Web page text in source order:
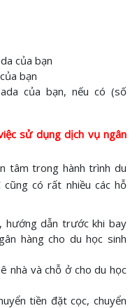
của bạn
bạn
của bạn, nếu có (số
sử dụng dịch vụ ngân
tâm trong hành trình du
cũng có rất nhiều các hỗ
hướng dẫn trước khi bay
hàng cho du học sinh
nhà và chỗ ở cho du học
tiền đặt cọc, chuyển